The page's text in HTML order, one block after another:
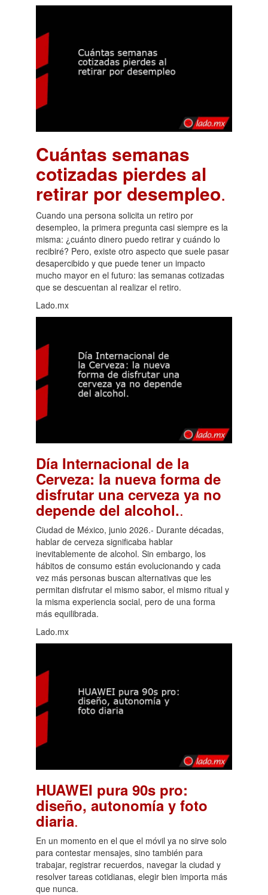
Cuántas semanas
cotizadas pierdes al
retirar por desempleo.
Cuando una persona solicita un retiro por
desempleo, la primera pregunta casi siempre es la
misma: ¿cuánto dinero puedo retirar y cuándo lo
recibiré? Pero, existe otro aspecto que suele pasar
desapercibido y que puede tener un impacto
mucho mayor en el futuro: las semanas cotizadas
que se descuentan al realizar el retiro.
Lado.mx
Día Internacional de la
Cerveza: la nueva forma de
disfrutar una cerveza ya no
depende del alcohol..
Ciudad de México, junio 2026.- Durante décadas,
hablar de cerveza significaba hablar
inevitablemente de alcohol. Sin embargo, los
hábitos de consumo están evolucionando y cada
vez más personas buscan alternativas que les
permitan disfrutar el mismo sabor, el mismo ritual y
la misma experiencia social, pero de una forma
más equilibrada.
Lado.mx
HUAWEI pura 90s pro:
diseño, autonomía y foto
diaria.
En un momento en el que el móvil ya no sirve solo
para contestar mensajes, sino también para
trabajar, registrar recuerdos, navegar la ciudad y
resolver tareas cotidianas, elegir bien importa más
que nunca.